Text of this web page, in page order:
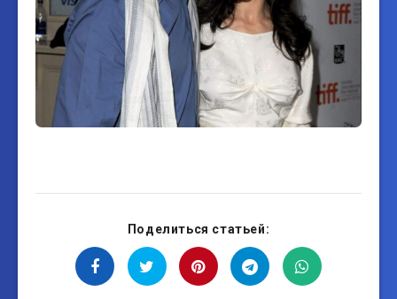
Поделиться статьей: